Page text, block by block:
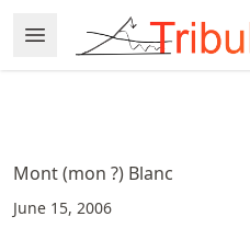
to
article
to
article
content
Open Menu
Made with MyST
Mont (mon ?) Blanc
June 15, 2006